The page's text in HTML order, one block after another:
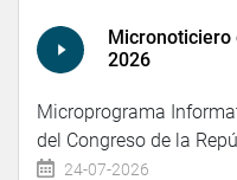
Micronoticiero
2026
Microprograma
del Congreso de la
24-07-2026